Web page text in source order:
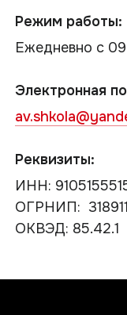
Режим работы:
Ежедневно с
Электронная
Реквизиты:
ИНН:
ОГРНИП:
ОКВЭД: 85.42.1